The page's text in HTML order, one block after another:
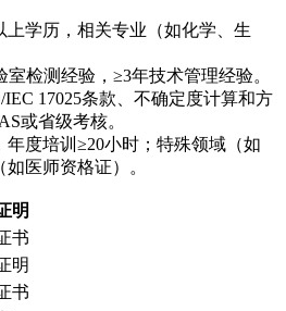
上学历，相关专业（如化学、生
室检测经验，≥3年技术管理经验。
IEC 17025条款、不确定度计算和方
或省级考核。
年度培训≥20小时；特殊领域（如
医师资格证）。
明
书
明
书